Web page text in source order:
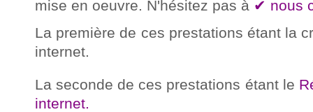
mise en oeuvre. N'hésitez pas à ✔ nous
La première de ces prestations étant la
internet.
La seconde de ces prestations étant le
internet.